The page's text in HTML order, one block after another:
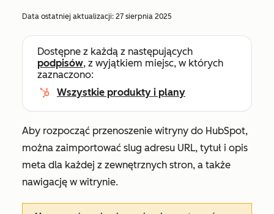
Data ostatniej aktualizacji: 27 sierpnia 2025
Dostępne z każdą z następujących
podpisów, z wyjątkiem miejsc, w których
zaznaczono:
Wszystkie produkty i plany
Aby rozpocząć przenoszenie witryny do HubSpot,
można zaimportować slug adresu URL, tytuł i opis
meta dla każdej z zewnętrznych stron, a także
nawigację w witrynie.